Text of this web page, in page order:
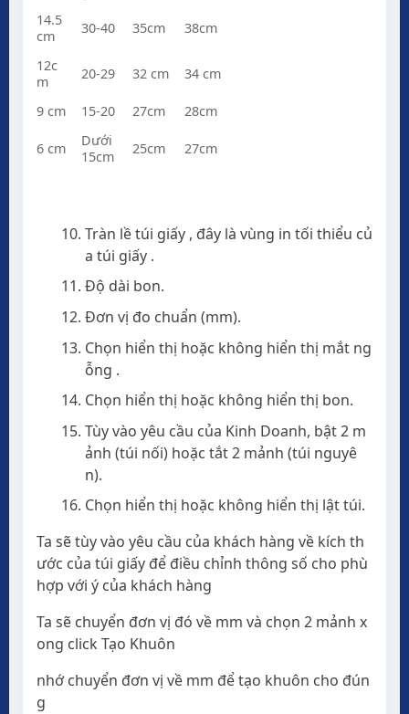
14.5
cm
30-40 35cm 38cm
12c
m
20-29 32 cm 34 cm
9 cm 15-20 27cm 28cm
6 cm
Dưới
15cm
25cm 27cm
Tràn lề túi giấy , đây là vùng in tối thiểu củ
a túi giấy .
Độ dài bon.
Đơn vị đo chuẩn (mm).
Chọn hiển thị hoặc không hiển thị mắt ng
ỗng .
Chọn hiển thị hoặc không hiển thị bon.
Tùy vào yêu cầu của Kinh Doanh, bật 2 m
ảnh (túi nối) hoặc tắt 2 mảnh (túi nguyê
n).
Chọn hiển thị hoặc không hiển thị lật túi.
Ta sẽ tùy vào yêu cầu của khách hàng về kích th
ước của túi giấy để điều chỉnh thông số cho phù
hợp với ý của khách hàng
Ta sẽ chuyển đơn vị đó về mm và chọn 2 mảnh x
ong click Tạo Khuôn
nhớ chuyển đơn vị về mm để tạo khuôn cho đún
g